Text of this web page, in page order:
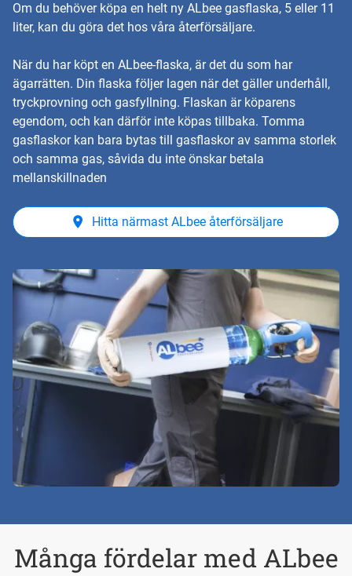
Om du behöver köpa en helt ny ALbee gasflaska, 5 eller 11
liter, kan du göra det hos våra återförsäljare.
När du har köpt en ALbee-flaska, är det du som har
ägarrätten. Din flaska följer lagen när det gäller underhåll,
tryckprovning och gasfyllning. Flaskan är köparens
egendom, och kan därför inte köpas tillbaka. Tomma
gasflaskor kan bara bytas till gasflaskor av samma storlek
och samma gas, såvida du inte önskar betala
mellanskillnaden
Hitta närmast ALbee återförsäljare
Många fördelar med ALbee